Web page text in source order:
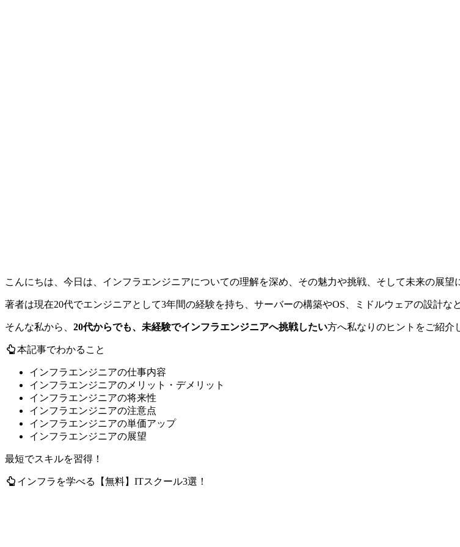
こんにちは、今日は、インフラエンジニアについての理解を深め、その魅力や挑戦、そして未来の展望
著者は現在20代でエンジニアとして3年間の経験を持ち、サーバーの構築やOS、ミドルウェアの設計な
そんな私から、 20代からでも、未経験でインフラエンジニアへ挑戦したい方へ私なりのヒントをご紹介
本記事でわかること
インフラエンジニアの仕事内容
インフラエンジニアのメリット・デメリット
インフラエンジニアの将来性
インフラエンジニアの注意点
インフラエンジニアの単価アップ
インフラエンジニアの展望
最短でスキルを習得！
インフラを学べる【無料】ITスクール3選！